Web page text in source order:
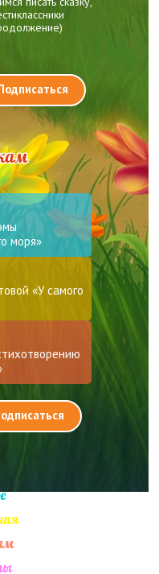
моря»
«У самого